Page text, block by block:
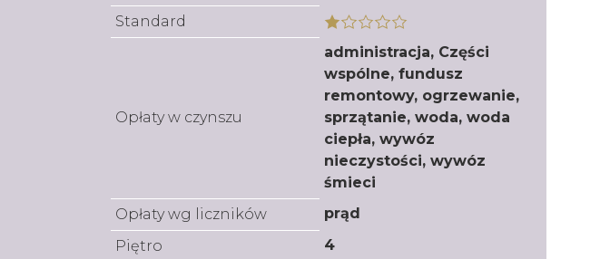
Standard
Opłaty w czynszu
administracja, Części
wspólne, fundusz
remontowy, ogrzewanie,
sprzątanie, woda, woda
ciepła, wywóz
nieczystości, wywóz
śmieci
Opłaty wg liczników
prąd
Piętro
4